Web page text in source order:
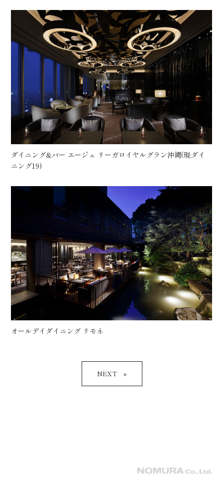
ダイニング&バー エージュ リーガロイヤルグラン沖縄(現:ダイ
ニング19)
オールデイダイニング リモネ
»